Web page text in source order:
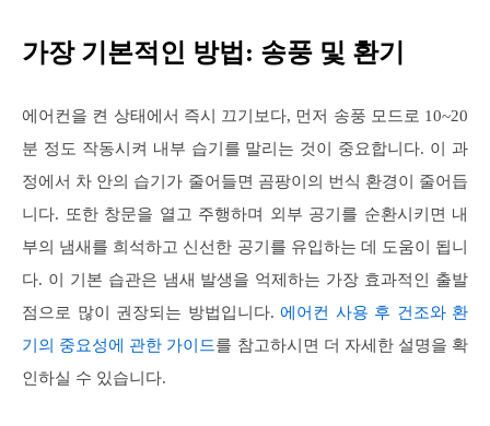
가장 기본적인 방법: 송풍 및 환기
에어컨을 켠 상태에서 즉시 끄기보다, 먼저 송풍 모드로 10~20
분 정도 작동시켜 내부 습기를 말리는 것이 중요합니다. 이 과
정에서 차 안의 습기가 줄어들면 곰팡이의 번식 환경이 줄어듭
니다. 또한 창문을 열고 주행하며 외부 공기를 순환시키면 내
부의 냄새를 희석하고 신선한 공기를 유입하는 데 도움이 됩니
다. 이 기본 습관은 냄새 발생을 억제하는 가장 효과적인 출발
점으로 많이 권장되는 방법입니다. 에어컨 사용 후 건조와 환
기의 중요성에 관한 가이드를 참고하시면 더 자세한 설명을 확
인하실 수 있습니다.